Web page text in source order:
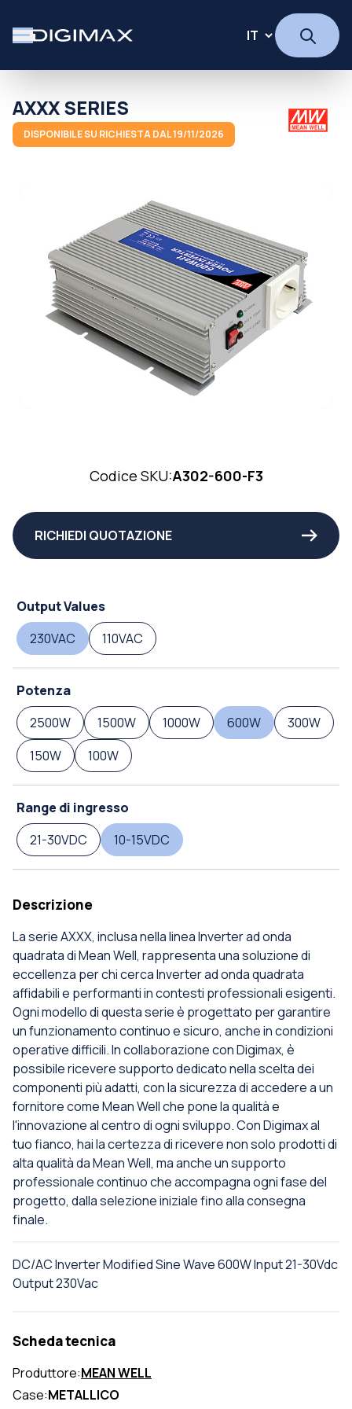
AXXX SERIES
DISPONIBILE SU RICHIESTA DAL 19/11/2026
Codice SKU:A302-600-F3
RICHIEDI QUOTAZIONE
Output Values
230VAC
110VAC
Potenza
2500W
1500W 1000W 600W
300W
150W
100W
Range di ingresso
21-30VDC
10-15VDC
Descrizione
La serie AXXX, inclusa nella linea Inverter ad onda
quadrata di Mean Well, rappresenta una soluzione di
eccellenza per chi cerca Inverter ad onda quadrata
affidabili e performanti in contesti professionali esigenti.
Ogni modello di questa serie è progettato per garantire
un funzionamento continuo e sicuro, anche in condizioni
operative difficili. In collaborazione con Digimax, è
possibile ricevere supporto dedicato nella scelta dei
componenti più adatti, con la sicurezza di accedere a un
fornitore come Mean Well che pone la qualità e
l'innovazione al centro di ogni sviluppo. Con Digimax al
tuo fianco, hai la certezza di ricevere non solo prodotti di
alta qualità da Mean Well, ma anche un supporto
professionale continuo che accompagna ogni fase del
progetto, dalla selezione iniziale fino alla consegna
finale.
DC/AC Inverter Modified Sine Wave 600W Input 21-30Vdc
Output 230Vac
Scheda tecnica
Produttore:MEAN WELL
Case:METALLICO